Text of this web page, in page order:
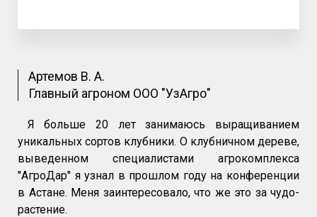
Артемов В. А.
Главный агроном ООО "УзАгро"
Я больше 20 лет занимаюсь выращиванием
уникальных сортов клубники. О клубничном дереве,
выведенном специалистами агрокомплекса
"АгроДар" я узнал в прошлом году на конференции
в Астане. Меня заинтересовало, что же это за чудо-
растение.